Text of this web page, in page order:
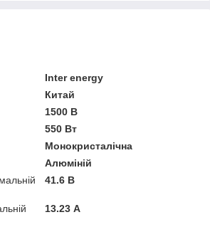
Inter energy
Китай
1500 В
550 Вт
Монокристалічна
Алюміній
41.6 В
13.23 А